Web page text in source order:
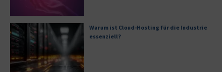
Warum ist Cloud-Hosting für die Industrie
essenziell?